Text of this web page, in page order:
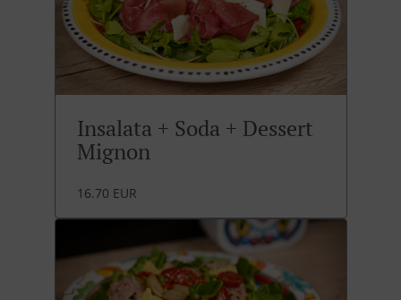
Insalata + Soda + Dessert
Mignon
16.70 EUR